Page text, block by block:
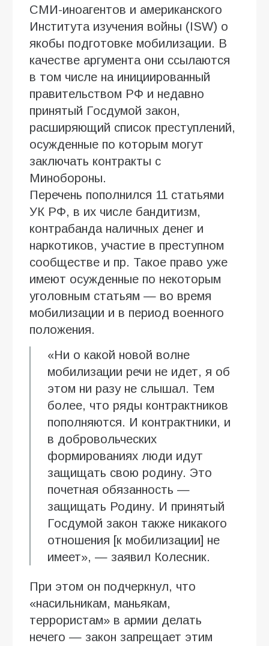
СМИ-иноагентов и американского
Института изучения войны (ISW) о
якобы подготовке мобилизации. В
качестве аргумента они ссылаются
в том числе на инициированный
правительством РФ и недавно
принятый Госдумой закон,
расширяющий список преступлений,
осужденные по которым могут
заключать контракты с
Минобороны.
Перечень пополнился 11 статьями
УК РФ, в их числе бандитизм,
контрабанда наличных денег и
наркотиков, участие в преступном
сообществе и пр. Такое право уже
имеют осужденные по некоторым
уголовным статьям — во время
мобилизации и в период военного
положения.
«Ни о какой новой волне
мобилизации речи не идет, я об
этом ни разу не слышал. Тем
более, что ряды контрактников
пополняются. И контрактники, и
в добровольческих
формированиях люди идут
защищать свою родину. Это
почетная обязанность —
защищать Родину. И принятый
Госдумой закон также никакого
отношения [к мобилизации] не
имеет», — заявил Колесник.
При этом он подчеркнул, что
«насильникам, маньякам,
террористам» в армии делать
нечего — закон запрещает этим